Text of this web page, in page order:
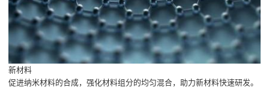
新材料
促进纳米材料的合成，强化材料组分的均匀混合，助力新材料快速研发。